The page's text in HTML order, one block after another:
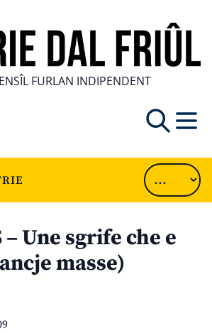
FURLAN INDIPENDENT
– Une sgrife che e
masse)